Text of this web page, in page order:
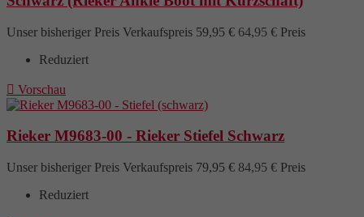
Unser bisheriger Preis Verkaufspreis 59,95 € 64,95 € Preis
Reduziert
 Vorschau
Rieker M9683-00 - Rieker Stiefel Schwarz
Unser bisheriger Preis Verkaufspreis 79,95 € 84,95 € Preis
Reduziert